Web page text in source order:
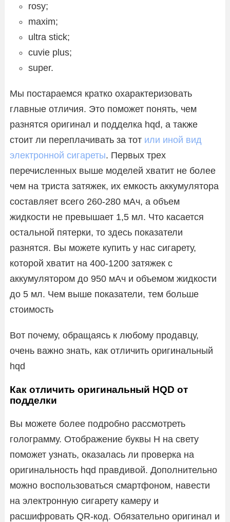
rosy;
maxim;
ultra stick;
cuvie plus;
super.
Мы постараемся кратко охарактеризовать
главные отличия. Это поможет понять, чем
разнятся оригинал и подделка hqd, а также
стоит ли переплачивать за тот или иной вид
электронной сигареты. Первых трех
перечисленных выше моделей хватит не более
чем на триста затяжек, их емкость аккумулятора
составляет всего 260-280 мАч, а объем
жидкости не превышает 1,5 мл. Что касается
остальной пятерки, то здесь показатели
разнятся. Вы можете купить у нас сигарету,
которой хватит на 400-1200 затяжек с
аккумулятором до 950 мАч и объемом жидкости
до 5 мл. Чем выше показатели, тем больше
стоимость
Вот почему, обращаясь к любому продавцу,
очень важно знать, как отличить оригинальный
hqd
Как отличить оригинальный HQD от
подделки
Вы можете более подробно рассмотреть
голограмму. Отображение буквы Н на свету
поможет узнать, оказалась ли проверка на
оригинальность hqd правдивой. Дополнительно
можно воспользоваться смартфоном, навести
на электронную сигарету камеру и
расшифровать QR-код. Обязательно оригинал и